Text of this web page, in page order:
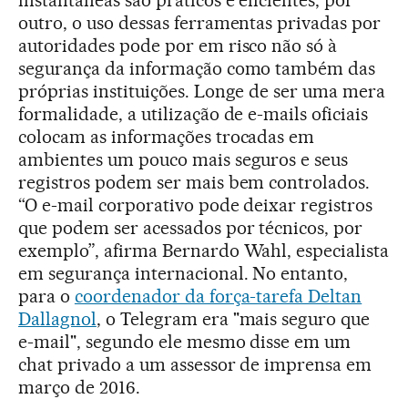
outro, o uso dessas ferramentas privadas por
autoridades pode por em risco não só à
segurança da informação como também das
próprias instituições. Longe de ser uma mera
formalidade, a utilização de e-mails oficiais
colocam as informações trocadas em
ambientes um pouco mais seguros e seus
registros podem ser mais bem controlados.
“O e-mail corporativo pode deixar registros
que podem ser acessados por técnicos, por
exemplo”, afirma Bernardo Wahl, especialista
em segurança internacional. No entanto,
para o coordenador da força-tarefa Deltan
Dallagnol, o Telegram era "mais seguro que
e-mail", segundo ele mesmo disse em um
chat privado a um assessor de imprensa em
março de 2016.